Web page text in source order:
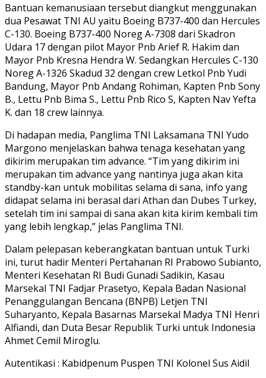
Bantuan kemanusiaan tersebut diangkut menggunakan
dua Pesawat TNI AU yaitu Boeing B737-400 dan Hercules
C-130. Boeing B737-400 Noreg A-7308 dari Skadron
Udara 17 dengan pilot Mayor Pnb Arief R. Hakim dan
Mayor Pnb Kresna Hendra W. Sedangkan Hercules C-130
Noreg A-1326 Skadud 32 dengan crew Letkol Pnb Yudi
Bandung, Mayor Pnb Andang Rohiman, Kapten Pnb Sony
B., Lettu Pnb Bima S., Lettu Pnb Rico S, Kapten Nav Yefta
K. dan 18 crew lainnya.
Di hadapan media, Panglima TNI Laksamana TNI Yudo
Margono menjelaskan bahwa tenaga kesehatan yang
dikirim merupakan tim advance. “Tim yang dikirim ini
merupakan tim advance yang nantinya juga akan kita
standby-kan untuk mobilitas selama di sana, info yang
didapat selama ini berasal dari Athan dan Dubes Turkey,
setelah tim ini sampai di sana akan kita kirim kembali tim
yang lebih lengkap,” jelas Panglima TNI.
Dalam pelepasan keberangkatan bantuan untuk Turki
ini, turut hadir Menteri Pertahanan RI Prabowo Subianto,
Menteri Kesehatan RI Budi Gunadi Sadikin, Kasau
Marsekal TNI Fadjar Prasetyo, Kepala Badan Nasional
Penanggulangan Bencana (BNPB) Letjen TNI
Suharyanto, Kepala Basarnas Marsekal Madya TNI Henri
Alfiandi, dan Duta Besar Republik Turki untuk Indonesia
Ahmet Cemil Miroglu.
Autentikasi : Kabidpenum Puspen TNI Kolonel Sus Aidil